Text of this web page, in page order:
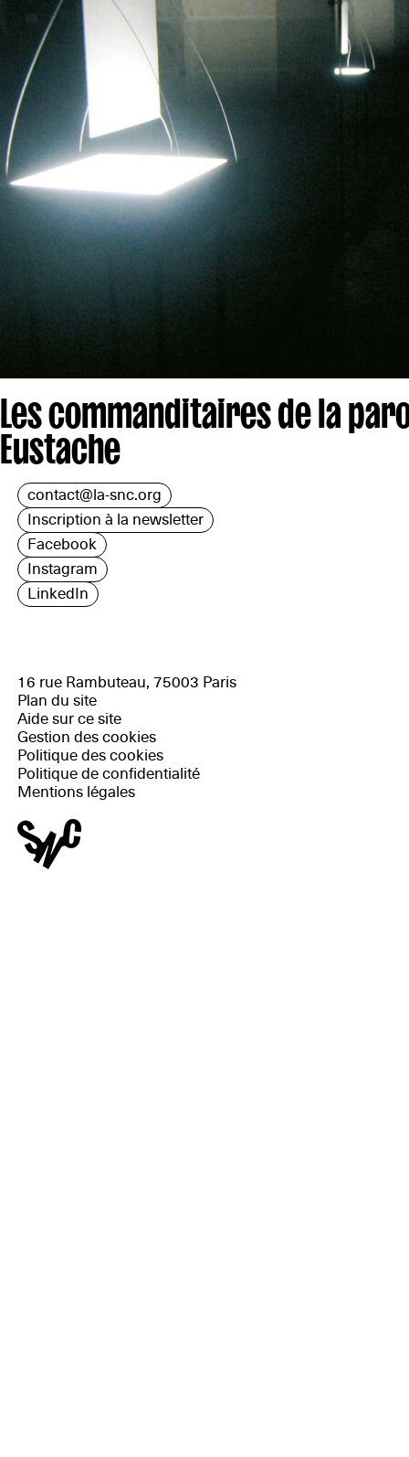
Les commanditaires de la
Eustache
contact@la-snc.org
Inscription à la newsletter
Facebook
Instagram
LinkedIn
16 rue Rambuteau, 75003 Paris
Plan du site
Aide sur ce site
Gestion des cookies
Politique des cookies
Politique de confidentialité
Mentions légales